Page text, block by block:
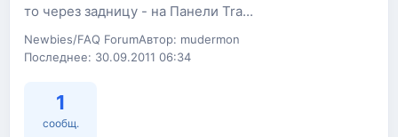
то через задницу - на Панели Tra...
Newbies/FAQ ForumАвтор: mudermon
Последнее: 30.09.2011 06:34
1
сообщ.